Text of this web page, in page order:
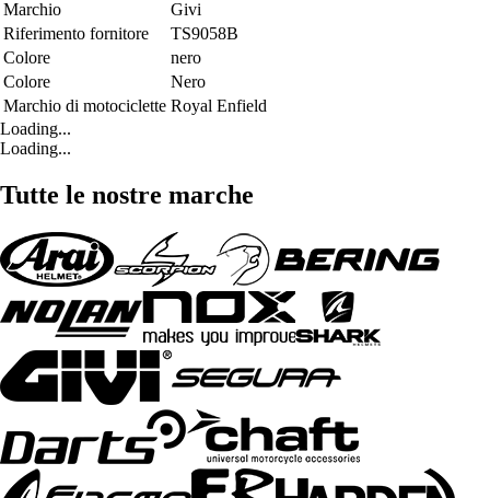
Marchio
Givi
Riferimento fornitore
TS9058B
Colore
nero
Colore
Nero
Marchio di motociclette Royal Enfield
Loading...
Loading...
Tutte le nostre marche